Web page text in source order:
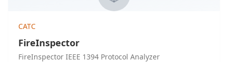
CATC
FireInspector
FireInspector IEEE 1394 Protocol Analyzer